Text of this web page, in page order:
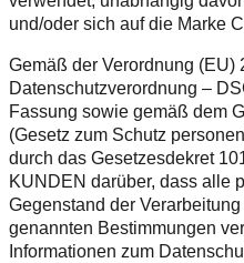
und/oder sich auf die Marke
Gemäß der Verordnung (EU)
Datenschutzverordnung –
Fassung sowie gemäß dem
(Gesetz zum Schutz
durch das Gesetzesdekret
KUNDEN darüber, dass alle
Gegenstand der
genannten Bestimmungen
Informationen zum